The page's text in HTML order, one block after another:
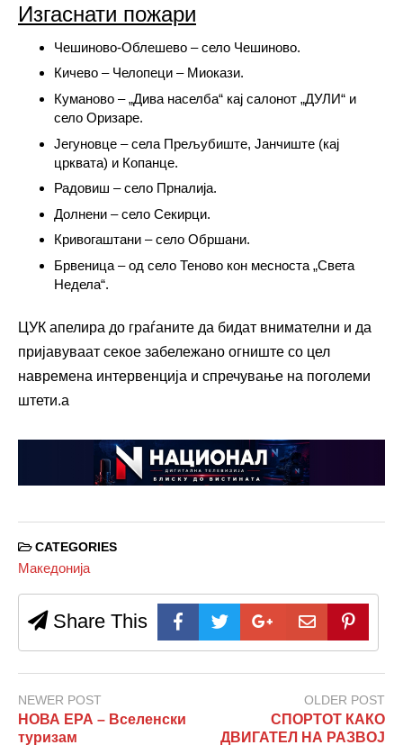
Изгаснати пожари
Чешиново-Облешево – село Чешиново.
Кичево – Челопеци – Миокази.
Куманово – „Дива населба“ кај салонот „ДУЛИ“ и
село Оризаре.
Јегуновце – села Прељубиште, Јанчиште (кај
црквата) и Копанце.
Радовиш – село Прналија.
Долнени – село Секирци.
Кривогаштани – село Обршани.
Брвеница – од село Теново кон месноста „Света
Недела“.
ЦУК апелира до граѓаните да бидат внимателни и да
пријавуваат секое забележано огниште со цел
навремена интервенција и спречување на поголеми
штети.a
CATEGORIES
Македонија
Share This
NEWER POST
НОВА ЕРА – Вселенски
туризам
OLDER POST
СПОРТОТ КАКО
ДВИГАТЕЛ НА РАЗВОЈ